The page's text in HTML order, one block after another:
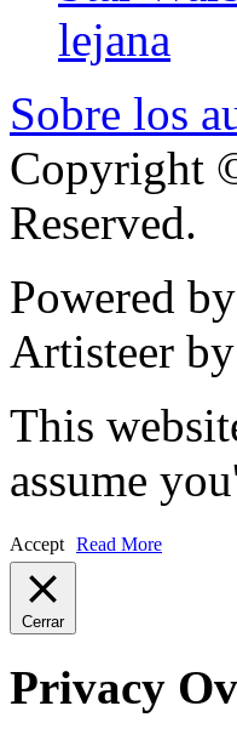
lejana
Sobre los
Copyright
Reserved.
Powered by
Artisteer by
This
assume
Accept Read More
Cerrar
Privacy